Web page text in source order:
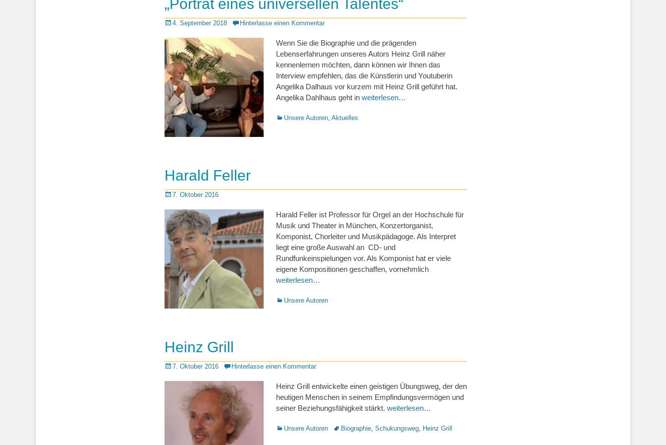
„Porträt eines universellen Talentes“
Posted
4. September 2018 Hinterlasse einen Kommentar
Wenn Sie die Biographie und die prägenden
Lebenserfahrungen unseres Autors Heinz Grill näher
kennenlernen möchten, dann können wir Ihnen das
Interview empfehlen, das die Künstlerin und Youtuberin
Angelika Dalhaus vor kurzem mit Heinz Grill geführt hat.
Angelika Dahlhaus geht in weiterlesen…
Kategorien
Unsere Autoren, Aktuelles
Harald Feller
Posted
7. Oktober 2016
Harald Feller ist Professor für Orgel an der Hochschule für
Musik und Theater in München, Konzertorganist,
Komponist, Chorleiter und Musikpädagoge. Als Interpret
liegt eine große Auswahl an CD- und
Rundfunkeinspielungen vor. Als Komponist hat er viele
eigene Kompositionen geschaffen, vornehmlich
weiterlesen…
Kategorien
Unsere Autoren
Heinz Grill
Posted
7. Oktober 2016 Hinterlasse einen Kommentar
Heinz Grill entwickelte einen geistigen Übungsweg, der den
heutigen Menschen in seinem Empfindungsvermögen und
seiner Beziehungsfähigkeit stärkt. weiterlesen…
Kategorien
Unsere Autoren Schlagworte
Biographie, Schukungsweg, Heinz Grill